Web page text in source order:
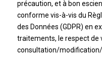
précaution, et à bon
conforme vis-à-vis du
des Données (GDPR) en
traitements, le respect de
consultation/